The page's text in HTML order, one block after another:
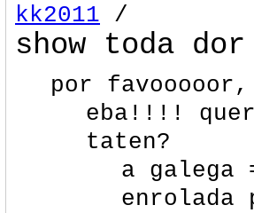
kk2011 /
show toda dor
por
eba!!!!
taten?
a galega
enrolada